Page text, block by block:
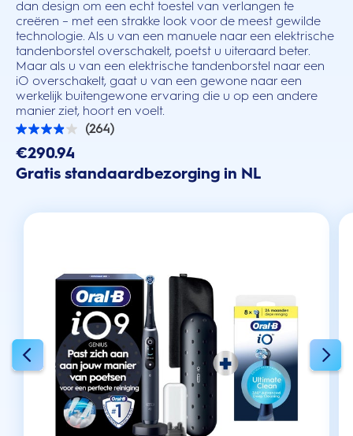
dan design om een echt toestel van verlangen te
creëren – met een strakke look voor de meest gewilde
technologie. Als u van een manuele naar een elektrische
tandenborstel overschakelt, poetst u uiteraard beter.
Maar als u van een elektrische tandenborstel naar een
iO overschakelt, gaat u van een gewone naar een
werkelijk buitengewone ervaring die u op een andere
manier ziet, hoort en voelt.
(264)
3.9
van
de
5
sterren.
€290.94
Gratis standaardbezorging in NL